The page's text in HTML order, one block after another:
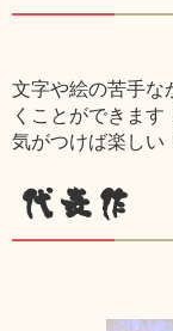
文字や絵の苦手な
くことができます
気がつけば楽しい
代表作